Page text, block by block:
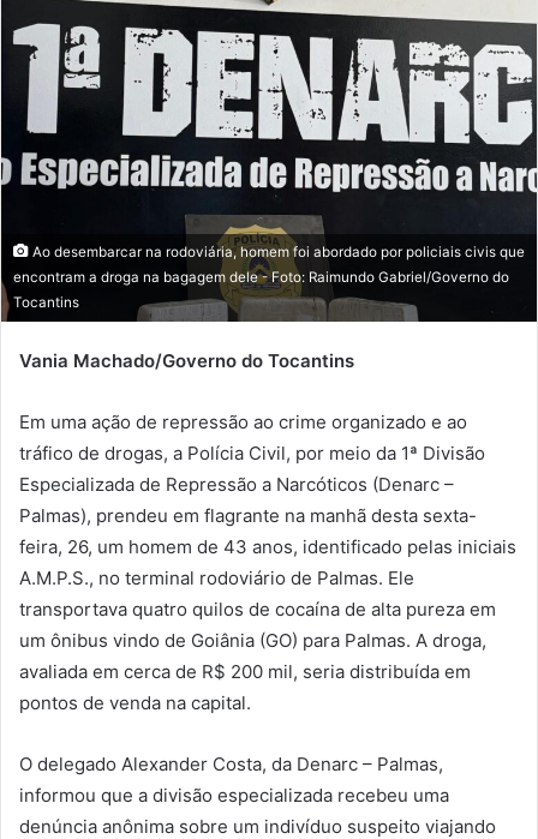
d
e
u
m
e
i
l
Ao desembarcar na rodoviária, homem foi abordado por policiais civis que
encontram a droga na bagagem dele - Foto: Raimundo Gabriel/Governo do
Tocantins
Vania Machado/Governo do Tocantins
Em uma ação de repressão ao crime organizado e ao
tráfico de drogas, a Polícia Civil, por meio da 1ª Divisão
Especializada de Repressão a Narcóticos (Denarc –
Palmas), prendeu em flagrante na manhã desta sexta-
feira, 26, um homem de 43 anos, identificado pelas iniciais
A.M.P.S., no terminal rodoviário de Palmas. Ele
transportava quatro quilos de cocaína de alta pureza em
um ônibus vindo de Goiânia (GO) para Palmas. A droga,
avaliada em cerca de R$ 200 mil, seria distribuída em
pontos de venda na capital.
O delegado Alexander Costa, da Denarc – Palmas,
informou que a divisão especializada recebeu uma
denúncia anônima sobre um indivíduo suspeito viajando